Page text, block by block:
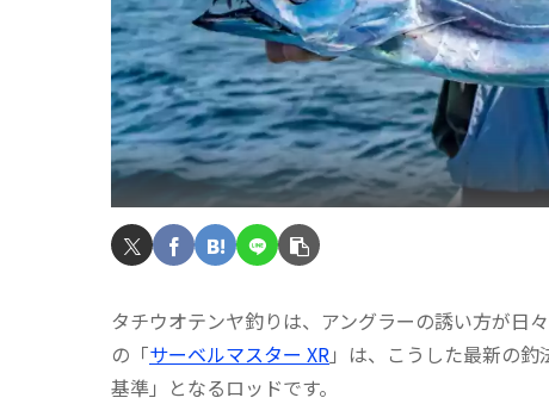
タチウオテンヤ釣りは、アングラーの誘い方が日
の「サーベルマスター XR」は、こうした最新の
基準」となるロッドです。